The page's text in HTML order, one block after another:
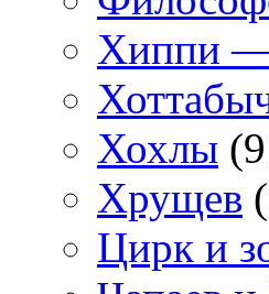
Хиппи
Хохлы
Хрущев
Цирк и